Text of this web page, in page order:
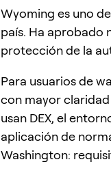
Wyoming es uno
país. Ha aprobado
protección de la
Para usuarios de
con mayor
usan DEX, el
aplicación de
Washington: